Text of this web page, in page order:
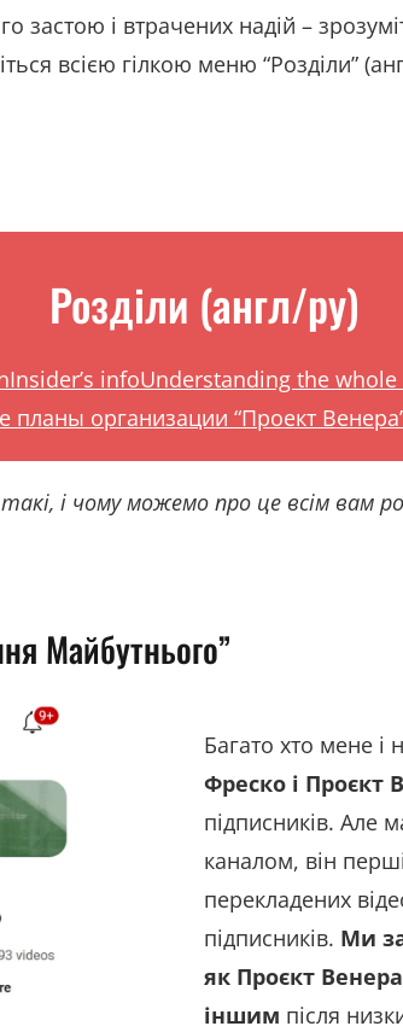
і втрачених надій –
всією гілкою меню “Розділи”
Розділи (англ/ру)
Insider’s infoUnderstanding the
планы организации “Проект
і чому можемо про це всім вам
Майбутнього”
Багато хто мене
Фреско і Проєкт
підписників. Але
каналом, він
перекладених
підписників. Ми
як Проєкт
іншим після